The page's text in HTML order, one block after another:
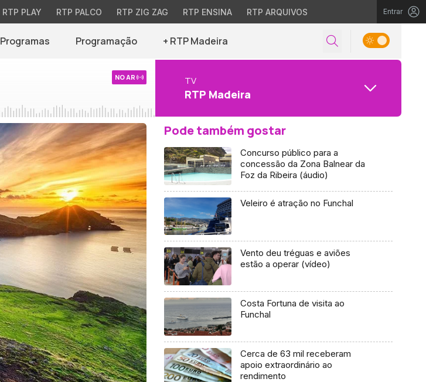
RTP PLAY RTP PALCO RTP ZIG ZAG RTP ENSINA RTP ARQUIVOS Entrar
Programas Programação + RTP Madeira
NO AR TV
RTP Madeira
Pode também gostar
Concurso público para a
concessão da Zona Balnear da
Foz da Ribeira (áudio)
Veleiro é atração no Funchal
Vento deu tréguas e aviões
estão a operar (vídeo)
Costa Fortuna de visita ao
Funchal
Cerca de 63 mil receberam
apoio extraordinário ao
rendimento